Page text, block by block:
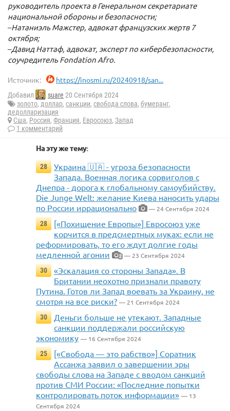
руководитель проекта в Генеральном секретариате
национальной обороны и безопасности;
–Натаниэль Мажстер, адвокат французских жертв 7
октября;
–Давид Наттаф, адвокат, эксперт по кибербезопасности,
соучредитель Fondation Afro.
Источник: https://inosmi.ru/20240918/san...
Добавил suare 20 Сентября 2024
золото, доллар, санкции, свобода слова, бумеранг,
дедолларизация
Сша, Россия, Франция, Евросоюз, Запад
1 комментарий
На эту же тему:
28
Украина 🇺🇦 - угроза безопасности
Запада. Военная логика сорвиголов с
Днепра - дорога к глобальному самоубийству.
Die Junge Welt: желание Киева наносить удары
по России иррационально
— 24 Сентября 2024
28
[«Похищение Европы»] Евросоюз уже
корчится в предсмертных муках: если не
реформировать, то его ждут долгие годы
медленной агонии
2 — 23 Сентября 2024
30
«Эскалация со стороны Запада». В
Британии неохотно признали правоту
Путина. Готов ли Запад воевать за Украину, не
смотря на все риски? — 21 Сентября 2024
30
Деньги больше не утекают. Западные
санкции поддержали российскую
экономику — 16 Сентября 2024
25
[«Свобода — это рабство»] Соратник
Ассанжа заявил о завершении эры
свободы слова на Западе с вводом санкций
против СМИ России: «Последние попытки
контролировать поток информации» — 13
Сентября 2024